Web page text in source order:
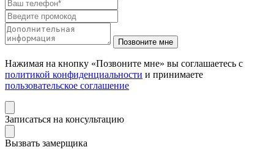
Нажимая на кнопку «Позвоните мне» вы соглашаетесь с
политикой конфиденциальности и принимаете
пользовательское соглашение
Записаться на консультацию
Вызвать замерщика